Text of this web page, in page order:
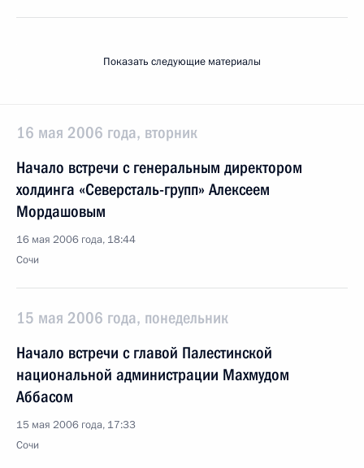
Показать следующие материалы
16 мая 2006 года, вторник
Начало встречи с генеральным директором
холдинга «Северсталь-групп» Алексеем
Мордашовым
16 мая 2006 года, 18:44
Сочи
15 мая 2006 года, понедельник
Начало встречи с главой Палестинской
национальной администрации Махмудом
Аббасом
15 мая 2006 года, 17:33
Сочи